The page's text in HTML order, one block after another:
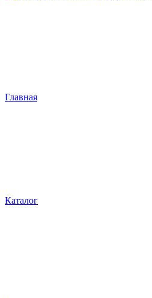
Главная
Каталог